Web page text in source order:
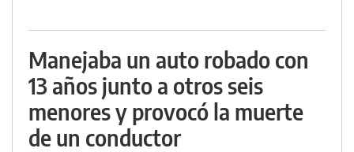
Manejaba un auto robado con
13 años junto a otros seis
menores y provocó la muerte
de un conductor